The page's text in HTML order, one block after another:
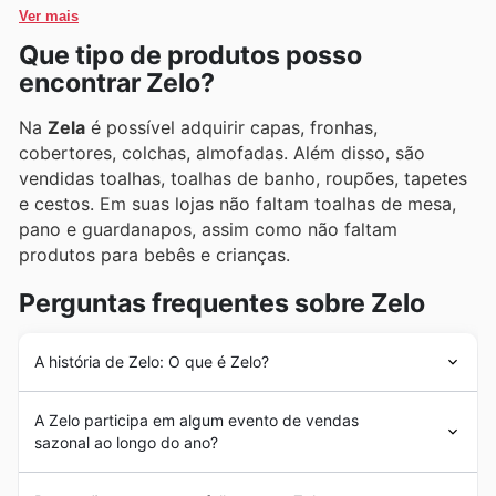
frequentemente apresentadas.
constantemente.
Ver mais
Que tipo de produtos posso
encontrar Zelo?
Na Zela é possível adquirir capas, fronhas,
cobertores, colchas, almofadas. Além disso, são
vendidas toalhas, toalhas de banho, roupões, tapetes
e cestos. Em suas lojas não faltam toalhas de mesa,
pano e guardanapos, assim como não faltam
produtos para bebês e crianças.
Perguntas frequentes sobre Zelo
A história de Zelo: O que é Zelo?
primeira loja da empresa. Desde o começo deixou uma
impressão forte em seus clientes e ao longo dos anos foi
ampliando seu alcance comercial e até mesmo chegou
A Zelo participa em algum evento de vendas
sazonal ao longo do ano?